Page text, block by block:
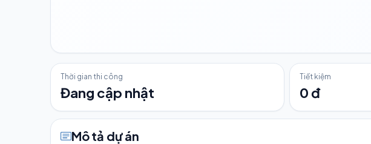
Thời gian thi công
Đang cập nhật
Tiết kiệm
0 đ
Mô tả dự án